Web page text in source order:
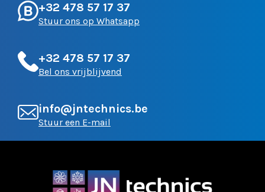
+32 478 57 17 37
Stuur ons op Whatsapp
+32 478 57 17 37
Bel ons vrijblijvend
info@jntechnics.be
Stuur een E-mail